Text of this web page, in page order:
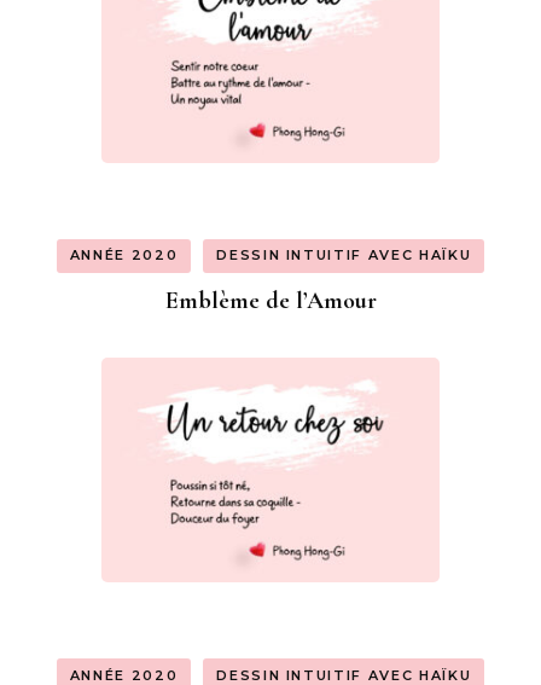
ANNÉE 2020 DESSIN INTUITIF AVEC HAÏKU
Emblème de l’Amour
ANNÉE 2020 DESSIN INTUITIF AVEC HAÏKU